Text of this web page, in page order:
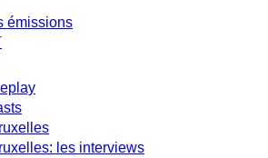
émissions
les interviews